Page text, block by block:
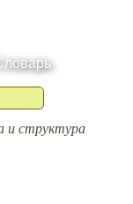
и структура